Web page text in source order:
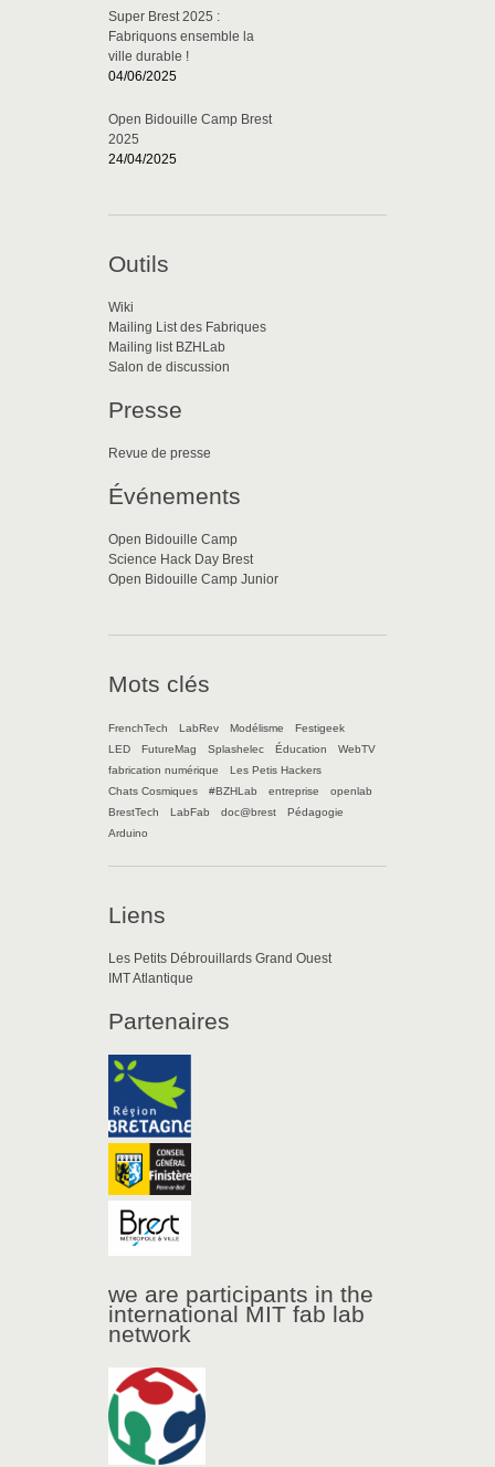
Super Brest 2025 :
Fabriquons ensemble la
ville durable !
04/06/2025
Open Bidouille Camp Brest
2025
24/04/2025
Outils
Wiki
Mailing List des Fabriques
Mailing list BZHLab
Salon de discussion
Presse
Revue de presse
Événements
Open Bidouille Camp
Science Hack Day Brest
Open Bidouille Camp Junior
Mots clés
FrenchTech LabRev Modélisme
Festigeek
LED
FutureMag Splashelec Éducation
WebTV
fabrication numérique
Les Petis Hackers
Chats Cosmiques
#BZHLab entreprise
openlab
BrestTech
LabFab doc@brest
Pédagogie
Arduino
Liens
Les Petits Débrouillards Grand Ouest
IMT Atlantique
Partenaires
we are participants in the
international MIT fab lab
network